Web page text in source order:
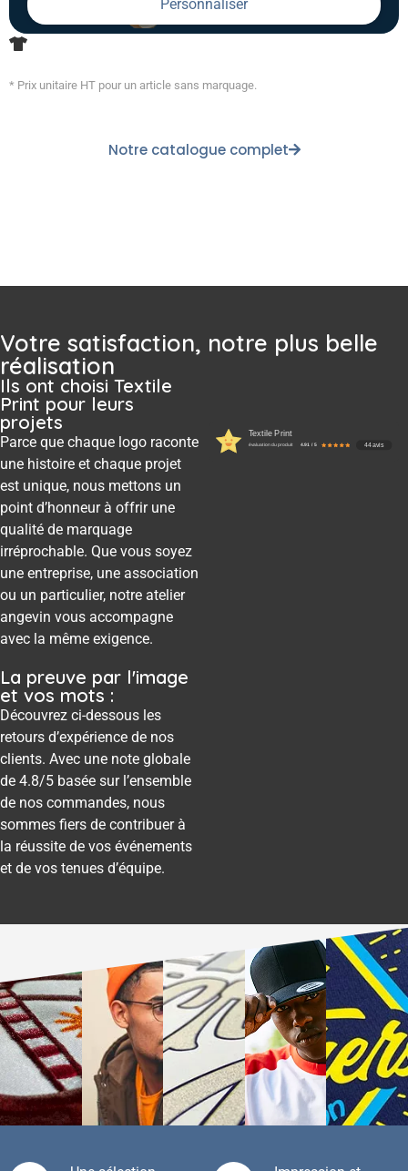
Personnaliser
* Prix unitaire HT pour un article sans marquage.
Notre catalogue complet
Votre satisfaction, notre plus belle
réalisation
Ils ont choisi Textile
Print pour leurs
projets
Parce que chaque logo raconte
une histoire et chaque projet
est unique, nous mettons un
point d’honneur à offrir une
qualité de marquage
irréprochable. Que vous soyez
une entreprise, une association
ou un particulier, notre atelier
angevin vous accompagne
avec la même exigence.
La preuve par l'image
et vos mots :
Découvrez ci-dessous les
retours d’expérience de nos
clients. Avec une note globale
de 4.8/5 basée sur l’ensemble
de nos commandes, nous
sommes fiers de contribuer à
la réussite de vos événements
et de vos tenues d’équipe.
Textile Print
évaluation du produit 4.91 / 5 44 avis